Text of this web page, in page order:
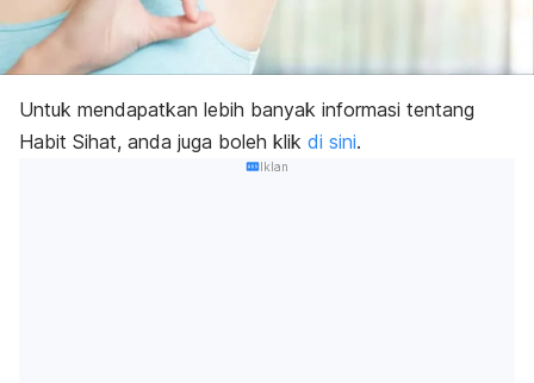
Untuk mendapatkan lebih banyak informasi tentang
Habit Sihat, anda juga boleh klik di sini.
Iklan